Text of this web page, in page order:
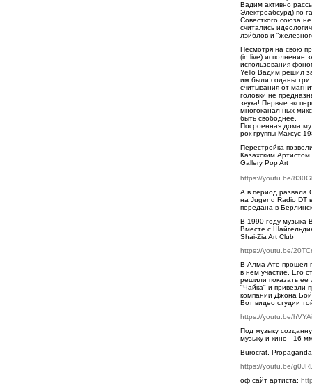
Вадим активно
Электроабсурд) по
Совесткого союза
считались
лэйблов и
Несмотря на свою
(in live) исполнение
использования
Yello Вадим решил
им были соданы три
считывания от
головки не
звука! Первые
многоканал ных
быть свободнее.
Посроенная дома
рок группы Максус
Перестройка
Казахским
Gallery Pop Art
https://youtu.be/
А в период развала
на Jugend Radio DT
передана в
В 1990 году музыка
Вместе с
Shai-Zia Art Club
https://youtu.be/
В Алма-Ате прошел
в нем участие. Его
решили показать ее
"Чайка" и привезли
компании Джона
Вот видео студии
https://youtu.be/
Под музыку
музыку и кино - 16
Burocrat,
https://youtu.be/
оф сайт артиста: